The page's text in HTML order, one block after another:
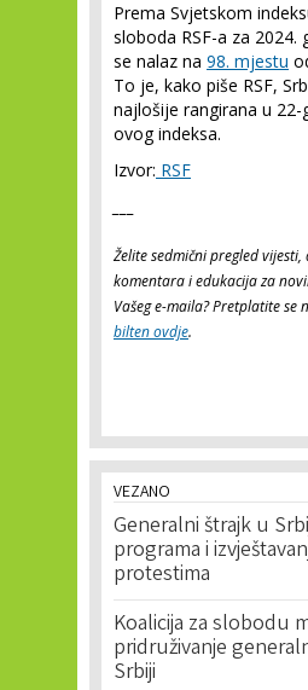
Prema Svjetskom
sloboda RSF-a za 2024.
se nalaz na 98. mjestu
To je, kako piše RSF,
najlošije rangirana u
ovog indeksa.
Izvor: RSF
Želite sedmični pregled vijesti,
komentara i edukacija za
Vašeg e-maila? Pretplatite se
bilten ovdje.
VEZANO
Generalni štrajk u
programa i
protestima
Koalicija za slobodu
pridruživanje
Srbiji